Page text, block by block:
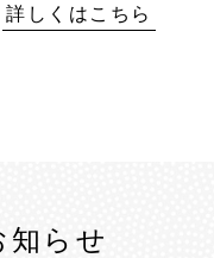
詳しくはこちら
知らせ